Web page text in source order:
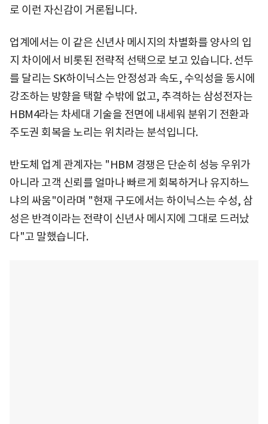
로 이런 자신감이 거론됩니다.
업계에서는 이 같은 신년사 메시지의 차별화를 양사의 입
지 차이에서 비롯된 전략적 선택으로 보고 있습니다. 선두
를 달리는 SK하이닉스는 안정성과 속도, 수익성을 동시에
강조하는 방향을 택할 수밖에 없고, 추격하는 삼성전자는
HBM4라는 차세대 기술을 전면에 내세워 분위기 전환과
주도권 회복을 노리는 위치라는 분석입니다.
반도체 업계 관계자는 "HBM 경쟁은 단순히 성능 우위가
아니라 고객 신뢰를 얼마나 빠르게 회복하거나 유지하느
냐의 싸움"이라며 "현재 구도에서는 하이닉스는 수성, 삼
성은 반격이라는 전략이 신년사 메시지에 그대로 드러났
다"고 말했습니다.